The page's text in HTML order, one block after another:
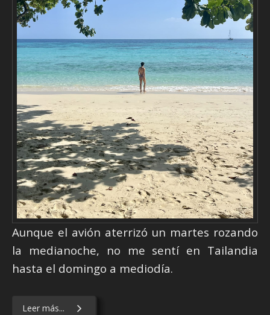
Aunque el avión aterrizó un martes rozando
la medianoche, no me sentí en Tailandia
hasta el domingo a mediodía.
Leer más...